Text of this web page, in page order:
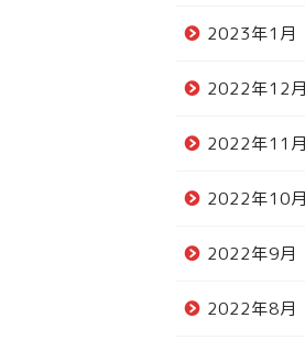
2023年1月
2022年12月
2022年11月
2022年10月
2022年9月
2022年8月